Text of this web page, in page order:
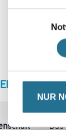
NUR
-